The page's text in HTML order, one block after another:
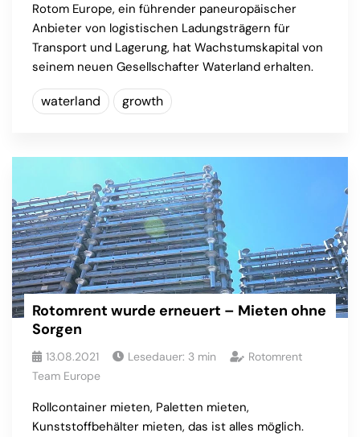
Rotom Europe, ein führender paneuropäischer
Anbieter von logistischen Ladungsträgern für
Transport und Lagerung, hat Wachstumskapital von
seinem neuen Gesellschafter Waterland erhalten.
waterland growth
Rotomrent wurde erneuert – Mieten ohne
Sorgen
13.08.2021 Lesedauer: 3 min
Rotomrent
Team Europe
Rollcontainer mieten, Paletten mieten,
Kunststoffbehälter mieten, das ist alles möglich.